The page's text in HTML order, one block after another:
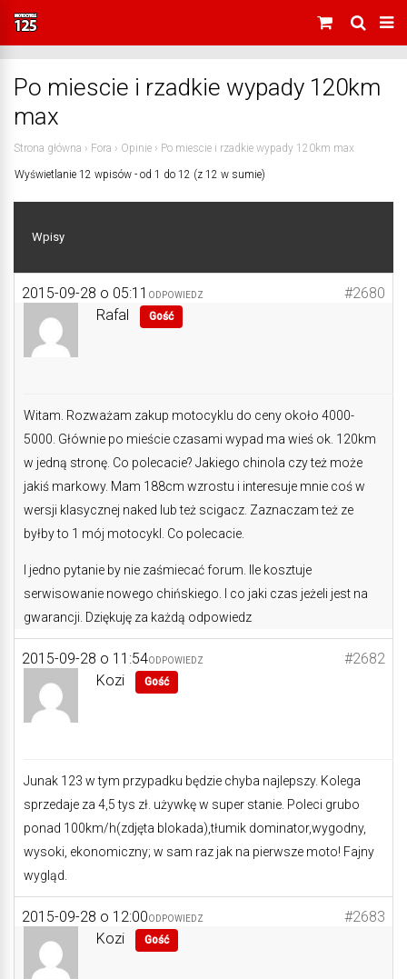
Po miescie i rzadkie wypady 120km
max
Strona główna › Fora › Opinie › Po miescie i rzadkie wypady 120km max
Wyświetlanie 12 wpisów - od 1 do 12 (z 12 w sumie)
Wpisy
2015-09-28 o 05:11 #2680
ODPOWIEDZ
Rafal Gość
Witam. Rozważam zakup motocyklu do ceny około 4000-
5000. Głównie po mieście czasami wypad ma wieś ok. 120km
w jedną stronę. Co polecacie? Jakiego chinola czy też może
jakiś markowy. Mam 188cm wzrostu i interesuje mnie coś w
wersji klasycznej naked lub też scigacz. Zaznaczam też ze
byłby to 1 mój motocykl. Co polecacie.
I jedno pytanie by nie zaśmiecać forum. Ile kosztuje
serwisowanie nowego chińskiego. I co jaki czas jeżeli jest na
gwarancji. Dziękuję za każdą odpowiedz
2015-09-28 o 11:54 #2682
ODPOWIEDZ
Kozi Gość
Junak 123 w tym przypadku będzie chyba najlepszy. Kolega
sprzedaje za 4,5 tys zł. używkę w super stanie. Poleci grubo
ponad 100km/h(zdjęta blokada),tłumik dominator,wygodny,
wysoki, ekonomiczny; w sam raz jak na pierwsze moto! Fajny
wygląd.
2015-09-28 o 12:00 #2683
ODPOWIEDZ
Kozi Gość